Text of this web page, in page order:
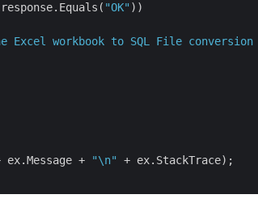
"OK" ))
Excel workbook to SQL File
ex.Message + "\n"
+ ex.StackTrace);